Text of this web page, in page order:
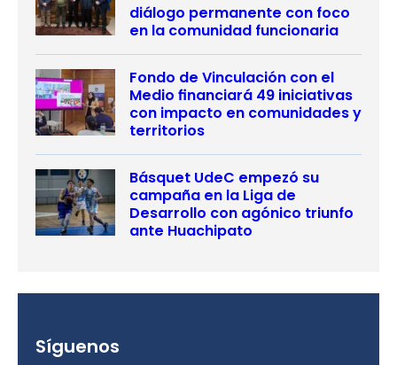
diálogo permanente con foco
en la comunidad funcionaria
Fondo de Vinculación con el
Medio financiará 49 iniciativas
con impacto en comunidades y
territorios
Básquet UdeC empezó su
campaña en la Liga de
Desarrollo con agónico triunfo
ante Huachipato
Síguenos